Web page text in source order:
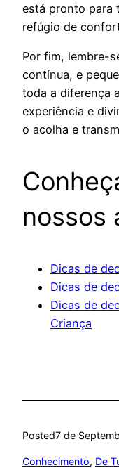
está pronto para
refúgio de
Por fim, lembre-
contínua, e
toda a diferença
experiência e
o acolha e
nossos
Dicas de
Dicas de
Dicas de
Criança
Posted7 de
Conhecimento, De